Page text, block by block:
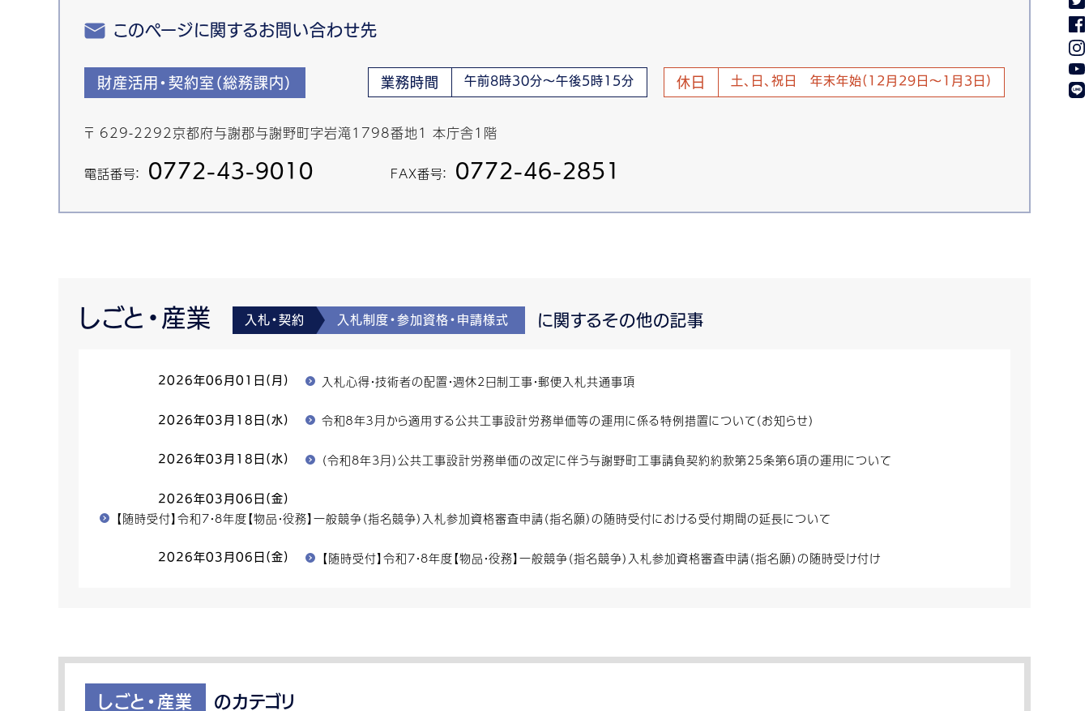
このページに関するお問い合わせ先
財産活用・契約室（総務課内） 業務時間 午前8時30分～午後5時15分 休日 土、日、祝日 年末年始(12月29日～1月3日)
〒 629-2292京都府与謝郡与謝野町字岩滝1798番地1 本庁舎1階
電話番号： 0772-43-9010 FAX番号： 0772-46-2851
しごと・産業 入札・契約 入札制度・参加資格・申請様式 に関するその他の記事
2026年06月01日(月) 入札心得・技術者の配置・週休2日制工事・郵便入札共通事項
2026年03月18日(水) 令和８年３月から適用する公共工事設計労務単価等の運用に係る特例措置について（お知らせ）
2026年03月18日(水) （令和8年3月）公共工事設計労務単価の改定に伴う与謝野町工事請負契約約款第25条第6項の運用について
2026年03月06日(金)
【随時受付】令和7・8年度【物品・役務】一般競争（指名競争）入札参加資格審査申請（指名願）の随時受付における受付期間の延長について
2026年03月06日(金) 【随時受付】令和7・8年度【物品・役務】一般競争（指名競争）入札参加資格審査申請（指名願）の随時受け付け
しごと・産業 のカテゴリ